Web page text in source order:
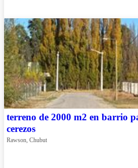
terreno de 2000 m2 en barrio
cerezos
Rawson, Chubut